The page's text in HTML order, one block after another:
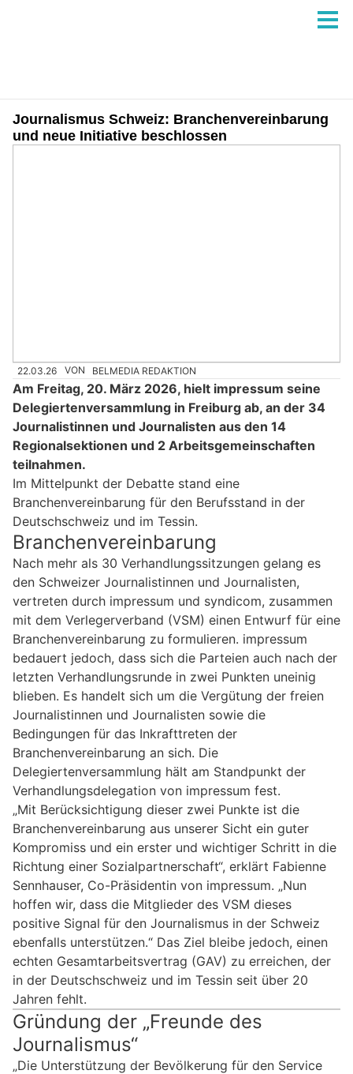
Journalismus Schweiz: Branchenvereinbarung
und neue Initiative beschlossen
22.03.26 VON BELMEDIA REDAKTION
Am Freitag, 20. März 2026, hielt impressum seine
Delegiertenversammlung in Freiburg ab, an der 34
Journalistinnen und Journalisten aus den 14
Regionalsektionen und 2 Arbeitsgemeinschaften
teilnahmen.
Im Mittelpunkt der Debatte stand eine
Branchenvereinbarung für den Berufsstand in der
Deutschschweiz und im Tessin.
Branchenvereinbarung
Nach mehr als 30 Verhandlungssitzungen gelang es
den Schweizer Journalistinnen und Journalisten,
vertreten durch impressum und syndicom, zusammen
mit dem Verlegerverband (VSM) einen Entwurf für eine
Branchenvereinbarung zu formulieren. impressum
bedauert jedoch, dass sich die Parteien auch nach der
letzten Verhandlungsrunde in zwei Punkten uneinig
blieben. Es handelt sich um die Vergütung der freien
Journalistinnen und Journalisten sowie die
Bedingungen für das Inkrafttreten der
Branchenvereinbarung an sich. Die
Delegiertenversammlung hält am Standpunkt der
Verhandlungsdelegation von impressum fest.
„Mit Berücksichtigung dieser zwei Punkte ist die
Branchenvereinbarung aus unserer Sicht ein guter
Kompromiss und ein erster und wichtiger Schritt in die
Richtung einer Sozialpartnerschaft“, erklärt Fabienne
Sennhauser, Co-Präsidentin von impressum. „Nun
hoffen wir, dass die Mitglieder des VSM dieses
positive Signal für den Journalismus in der Schweiz
ebenfalls unterstützen.“ Das Ziel bleibe jedoch, einen
echten Gesamtarbeitsvertrag (GAV) zu erreichen, der
in der Deutschschweiz und im Tessin seit über 20
Jahren fehlt.
Gründung der „Freunde des
Journalismus“
„Die Unterstützung der Bevölkerung für den Service